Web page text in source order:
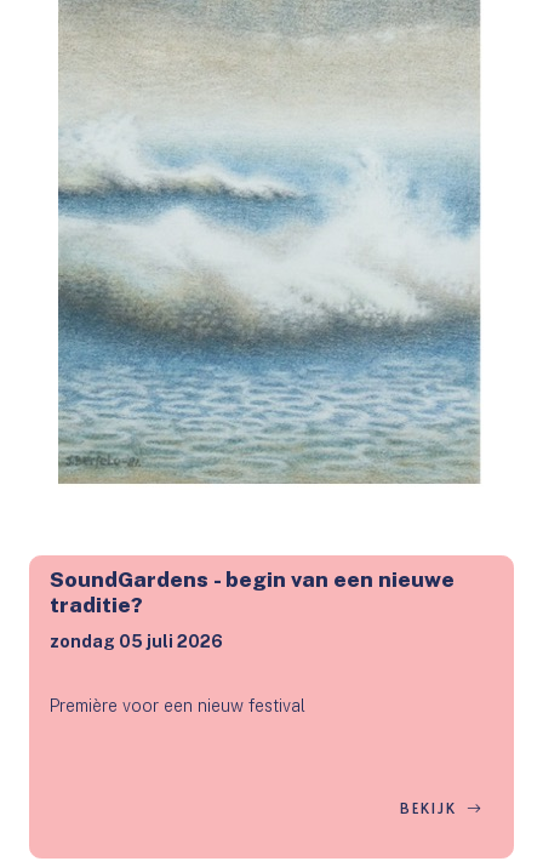
SoundGardens - begin van een nieuwe
traditie?
zondag 05 juli 2026
Première voor een nieuw festival
BEKIJK